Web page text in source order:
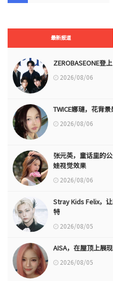
最新报道
ZEROBASEONE登
2026/08/06
TWICE娜璉，花背
2026/08/06
张元英，童话里的
娃视觉效果
2026/08/06
Stray Kids Felix，
特
2026/08/05
AISA，在屋顶上展
2026/08/05